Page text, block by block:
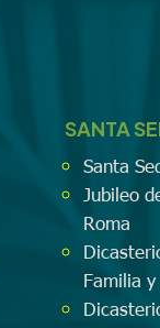
SANTA
Santa
Jubileo
Roma
Familia